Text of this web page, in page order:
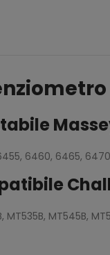
6460, 6465,
MT535B, MT545B,